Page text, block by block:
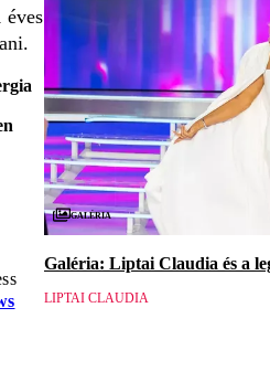
éves
Galéria
Galéria: Liptai Claudia és a
LIPTAI CLAUDIA